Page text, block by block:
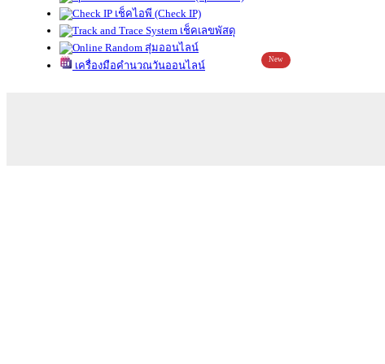
เช็คไอพี (Check IP)
เช็คเลขพัสดุ
สุ่มออนไลน์
เครื่องมือคำนวณวันออนไลน์
New